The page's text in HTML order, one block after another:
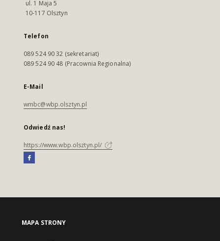
ul. 1 Maja 5
10-117 Olsztyn
Telefon
089 524 90 32 (sekretariat)
089 524 90 48 (Pracownia Regionalna)
E-Mail
wmbc@wbp.olsztyn.pl
Odwiedź nas!
https://www.wbp.olsztyn.pl/
MAPA STRONY